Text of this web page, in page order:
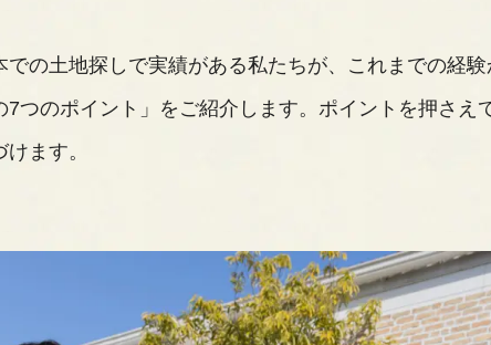
での土地探しで実績がある私たちが、これまでの経
7つのポイント」をご紹介します。ポイントを押さえ
ます。